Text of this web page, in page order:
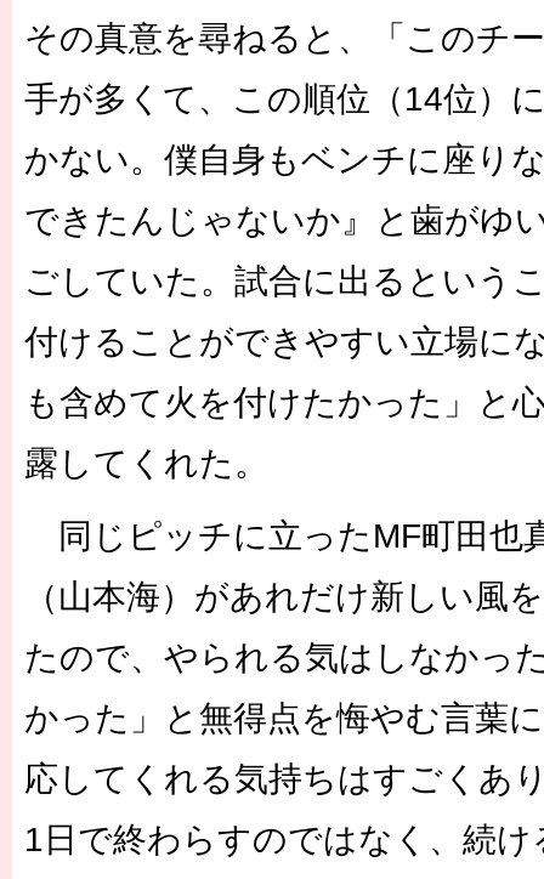
その真意を尋ねると、「このチ
手が多くて、この順位（14位）
かない。僕自身もベンチに座り
できたんじゃないか』と歯がゆ
ごしていた。試合に出るという
付けることができやすい立場に
も含めて火を付けたかった」と
露してくれた。
同じピッチに立ったMF町田也
（山本海）があれだけ新しい風
たので、やられる気はしなかっ
かった」と無得点を悔やむ言葉
応してくれる気持ちはすごくあ
1日で終わらすのではなく、続